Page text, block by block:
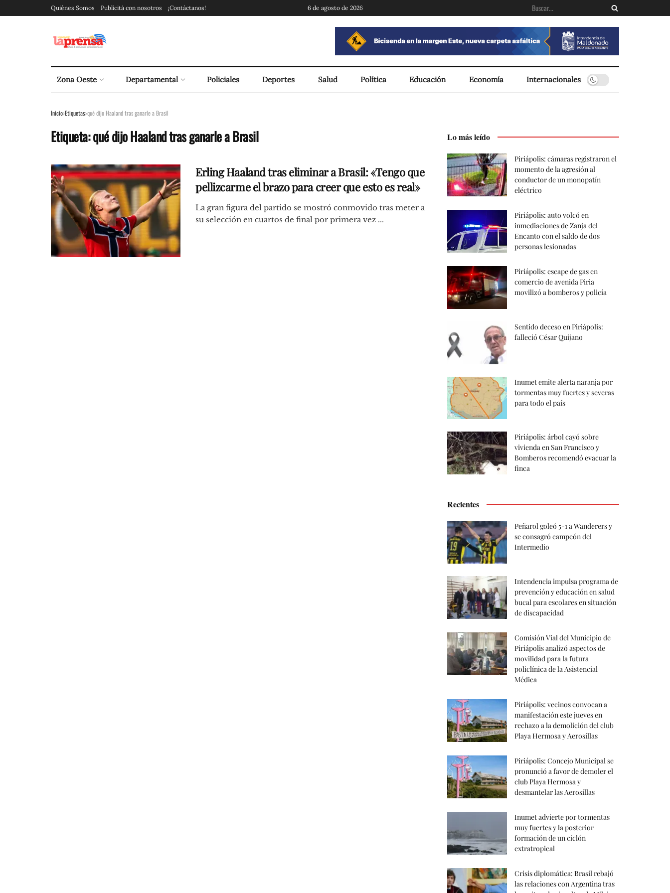
Quiénes Somos Publicitá con nosotros ¡Contáctanos! 6 de agosto de 2026
Zona Oeste Departamental Policiales Deportes Salud Política Educación Economía Internacionales
Inicio Etiquetas qué dijo Haaland tras ganarle a Brasil
Etiqueta:qué dijo Haaland tras ganarle a Brasil
Erling Haaland tras eliminar a Brasil: «Tengo que
pellizcarme el brazo para creer que esto es real»
La gran figura del partido se mostró conmovido tras meter a
su selección en cuartos de final por primera vez ...
Lo más leído
Piriápolis: cámaras registraron el
momento de la agresión al
conductor de un monopatín
eléctrico
Piriápolis: auto volcó en
inmediaciones de Zanja del
Encanto con el saldo de dos
personas lesionadas
Piriápolis: escape de gas en
comercio de avenida Piria
movilizó a bomberos y policía
Sentido deceso en Piriápolis:
falleció César Quijano
Inumet emite alerta naranja por
tormentas muy fuertes y severas
para todo el país
Piriápolis: árbol cayó sobre
vivienda en San Francisco y
Bomberos recomendó evacuar la
finca
Recientes
Peñarol goleó 5-1 a Wanderers y
se consagró campeón del
Intermedio
Intendencia impulsa programa de
prevención y educación en salud
bucal para escolares en situación
de discapacidad
Comisión Vial del Municipio de
Piriápolis analizó aspectos de
movilidad para la futura
policlínica de la Asistencial
Médica
Piriápolis: vecinos convocan a
manifestación este jueves en
rechazo a la demolición del club
Playa Hermosa y Aerosillas
Piriápolis: Concejo Municipal se
pronunció a favor de demoler el
club Playa Hermosa y
desmantelar las Aerosillas
Inumet advierte por tormentas
muy fuertes y la posterior
formación de un ciclón
extratropical
Crisis diplomática: Brasil rebajó
las relaciones con Argentina tras